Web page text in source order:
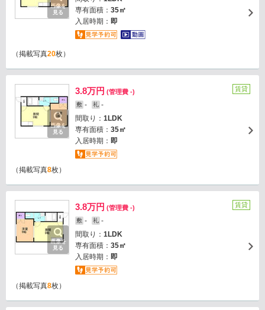
画像を
見る
専有面積： 35㎡
入居時期： 即
（掲載写真20枚）
画像を
見る
3.8万円 (管理費 -)
敷 - 礼 -
間取り： 1LDK
専有面積： 35㎡
入居時期： 即
賃貸
（掲載写真8枚）
画像を
見る
3.8万円 (管理費 -)
敷 - 礼 -
間取り： 1LDK
専有面積： 35㎡
入居時期： 即
賃貸
（掲載写真8枚）